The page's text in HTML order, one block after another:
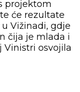
projektom
će rezultate
Vižinadi, gdje
čija je mlada i
Vinistri osvojila